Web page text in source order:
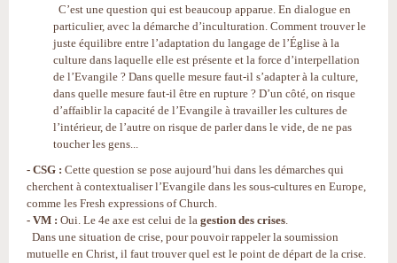
C’est une question qui est beaucoup apparue. En dialogue en
particulier, avec la démarche d’inculturation. Comment trouver le
juste équilibre entre l’adaptation du langage de l’Église à la
culture dans laquelle elle est présente et la force d’interpellation
de l’Evangile ? Dans quelle mesure faut-il s’adapter à la culture,
dans quelle mesure faut-il être en rupture ? D’un côté, on risque
d’affaiblir la capacité de l’Evangile à travailler les cultures de
l’intérieur, de l’autre on risque de parler dans le vide, de ne pas
toucher les gens...
- CSG : Cette question se pose aujourd’hui dans les démarches qui
cherchent à contextualiser l’Evangile dans les sous-cultures en Europe,
comme les Fresh expressions of Church.
- VM : Oui. Le 4e axe est celui de la gestion des crises.
Dans une situation de crise, pour pouvoir rappeler la soumission
mutuelle en Christ, il faut trouver quel est le point de départ de la crise.